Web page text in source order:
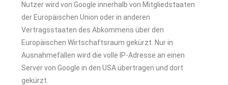
Nutzer wird von Google innerhalb von Mitgliedstaaten
der Europäischen Union oder in anderen
Vertragsstaaten des Abkommens über den
Europäischen Wirtschaftsraum gekürzt. Nur in
Ausnahmefällen wird die volle IP-Adresse an einen
Server von Google in den USA übertragen und dort
gekürzt.